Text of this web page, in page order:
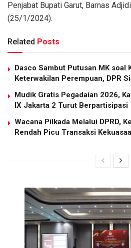
Penjabat Bupati Garut, Barnas
(25/1/2024).
Related Posts
Dasco Sambut Putusan MK soal
Keterwakilan Perempuan, DPR
Mudik Gratis Pegadaian 2026,
IX Jakarta 2 Turut Berpartisipasi
Wacana Pilkada Melalui DPRD,
Rendah Picu Transaksi